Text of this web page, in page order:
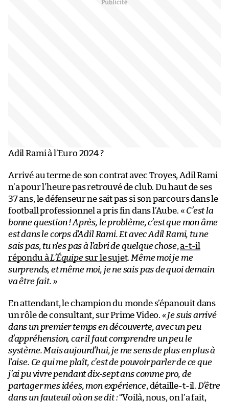
Adil Rami à l’Euro 2024 ?
Arrivé au terme de son contrat avec Troyes, Adil Rami
n’a pour l’heure pas retrouvé de club. Du haut de ses
37 ans, le défenseur ne sait pas si son parcours dans le
football professionnel a pris fin dans l’Aube. « C’est la
bonne question ! Après, le problème, c’est que mon âme
est dans le corps d’Adil Rami. Et avec Adil Rami, tu ne
sais pas, tu n’es pas à l’abri de quelque chose,a-t-il
répondu à L’Équipesur le sujet. Même moi je me
surprends, et même moi, je ne sais pas de quoi demain
va être fait. »
En attendant, le champion du monde s’épanouit dans
un rôle de consultant, sur Prime Video. «Je suis arrivé
dans un premier temps en découverte, avec un peu
d’appréhension, car il faut comprendre un peu le
système. Mais aujourd’hui, je me sens de plus en plus à
l’aise. Ce qui me plaît, c’est de pouvoir parler de ce que
j’ai pu vivre pendant dix-sept ans comme pro, de
partager mes idées, mon expérience, détaille-t-il. D’être
dans un fauteuil où on se dit :“Voilà, nous, on l’a fait,